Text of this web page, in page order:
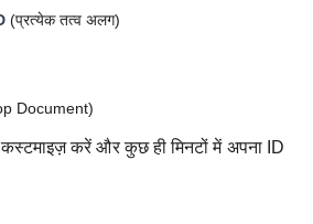
(प्रत्येक तत्व अलग)
Document)
करें और कुछ ही मिनटों में अपना ID